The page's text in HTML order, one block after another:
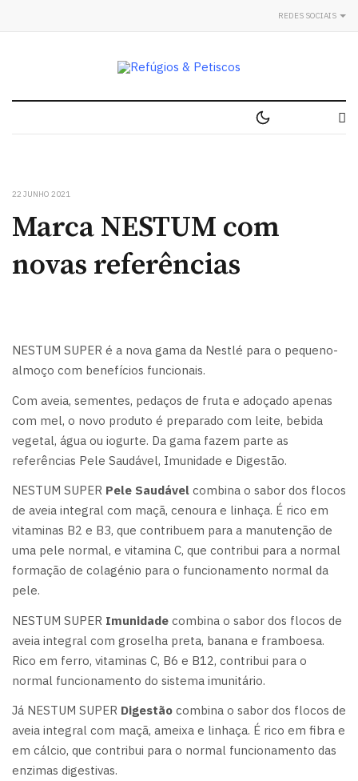
REDES SOCIAIS
22 JUNHO 2021
Marca NESTUM com
novas referências
NESTUM SUPER é a nova gama da Nestlé para o pequeno-
almoço com benefícios funcionais.
Com aveia, sementes, pedaços de fruta e adoçado apenas
com mel, o novo produto é preparado com leite, bebida
vegetal, água ou iogurte. Da gama fazem parte as
referências Pele Saudável, Imunidade e Digestão.
NESTUM SUPER Pele Saudável combina o sabor dos flocos
de aveia integral com maçã, cenoura e linhaça. É rico em
vitaminas B2 e B3, que contribuem para a manutenção de
uma pele normal, e vitamina C, que contribui para a normal
formação de colagénio para o funcionamento normal da
pele.
NESTUM SUPER Imunidade combina o sabor dos flocos de
aveia integral com groselha preta, banana e framboesa.
Rico em ferro, vitaminas C, B6 e B12, contribui para o
normal funcionamento do sistema imunitário.
Já NESTUM SUPER Digestão combina o sabor dos flocos de
aveia integral com maçã, ameixa e linhaça. É rico em fibra e
em cálcio, que contribui para o normal funcionamento das
enzimas digestivas.